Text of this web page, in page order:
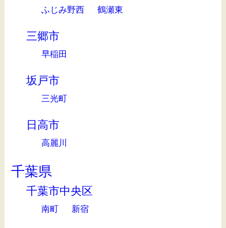
ふじみ野西 鶴瀬東
三郷市
早稲田
坂戸市
三光町
日高市
高麗川
千葉県
千葉市中央区
南町 新宿